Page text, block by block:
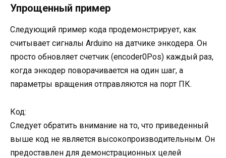
Упрощенный пример
Следующий пример кода продемонстрирует, как
считывает сигналы Arduino на датчике энкодера. Он
просто обновляет счетчик (encoder0Pos) каждый раз,
когда энкодер поворачивается на один шаг, а
параметры вращения отправляются на порт ПК.
Код:
Следует обратить внимание на то, что приведенный
выше код не является высокопроизводительным. Он
предоставлен для демонстрационных целей